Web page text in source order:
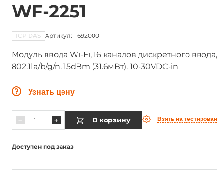
WF-2251
ICP DAS Артикул: 11692000
Модуль ввода Wi-Fi, 16 каналов дискретного
802.11a/b/g/n, 15dBm (31.6мВт), 10-30VDC-in
Узнать цену
В корзину Взять на
Доступен под заказ